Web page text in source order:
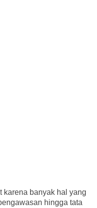
karena banyak hal yang
hingga tata